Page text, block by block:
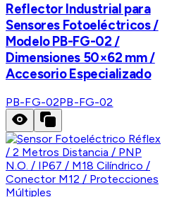
Reflector Industrial para
Sensores Fotoeléctricos /
Modelo PB-FG-02 /
Dimensiones 50×62 mm /
Accesorio Especializado
PB-FG-02PB-FG-02